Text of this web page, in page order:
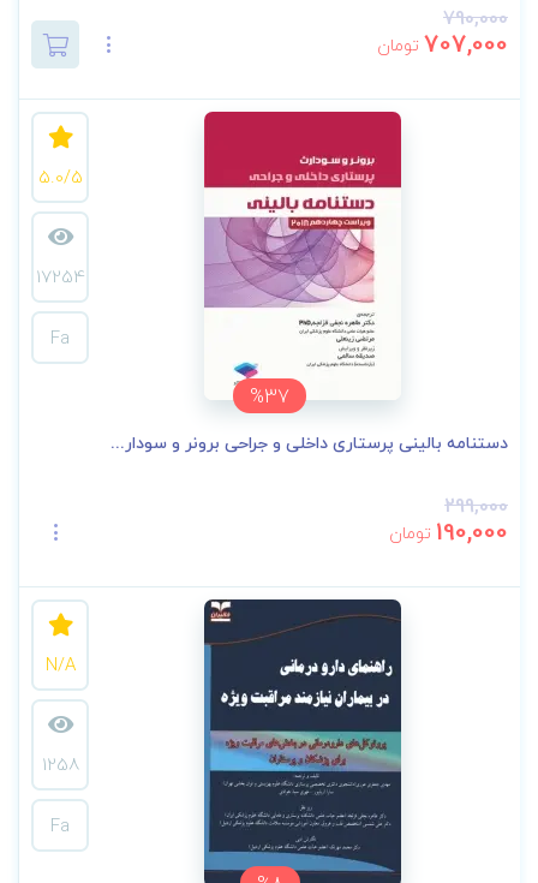
790,000
707,000 تومان
%37
5.0/5
17254
Fa
دستنامه بالینی پرستاری داخلی و جراحی برونر و سودار...
299,000
190,000 تومان
N/A
1258
Fa